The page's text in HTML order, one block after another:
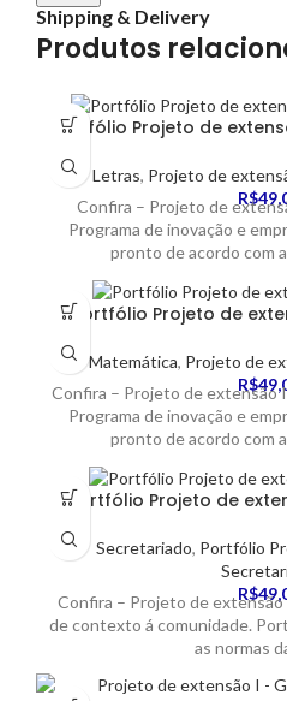
Shipping & Delivery
Produtos
Portfólio Projeto de
Letras, Projeto de
R$
Confira – Projeto de
Programa de inovação e
pronto de acordo com
Portfólio Projeto de
Matemática, Projeto de
R$
Confira – Projeto de extensão
Programa de inovação e
pronto de acordo com
Portfólio Projeto de
Secretariado, Portfólio
R$
Confira – Projeto de
de contexto á comunidade.
as normas